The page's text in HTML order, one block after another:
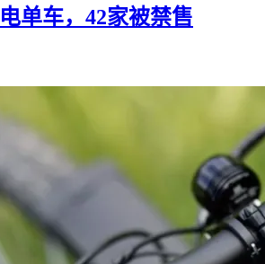
单车，42家被禁售